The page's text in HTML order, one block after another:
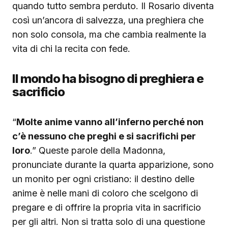
quando tutto sembra perduto. Il Rosario diventa
così un’ancora di salvezza, una preghiera che
non solo consola, ma che cambia realmente la
vita di chi la recita con fede.
Il mondo ha bisogno di preghiera e
sacrificio
“Molte anime vanno all’inferno perché non
c’è nessuno che preghi e si sacrifichi per
loro.” Queste parole della Madonna,
pronunciate durante la quarta apparizione, sono
un monito per ogni cristiano: il destino delle
anime è nelle mani di coloro che scelgono di
pregare e di offrire la propria vita in sacrificio
per gli altri. Non si tratta solo di una questione